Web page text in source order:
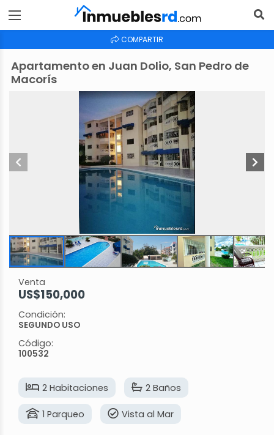
Apartamento en Juan Dolio, San Pedro de
Macorís
Venta
US$150,000
Condición:
SEGUNDO USO
Código:
100532
COMPARTIR
2 Habitaciones 2 Baños
1 Parqueo Vista al Mar